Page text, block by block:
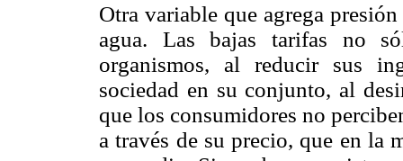
Otra variable que agrega
agua. Las bajas tarifas no
organismos, al reducir sus
sociedad en su conjunto, al
que los consumidores no
a través de su precio, que en la